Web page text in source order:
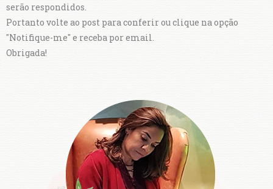
serão respondidos.
Portanto volte ao post para conferir ou clique na opção
"Notifique-me" e receba por email.
Obrigada!